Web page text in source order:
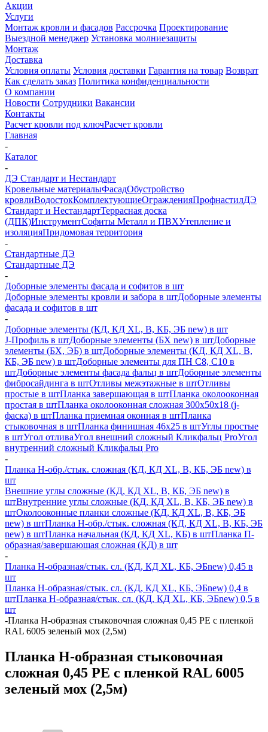
Акции
Услуги
Монтаж кровли и фасадов Рассрочка Проектирование
Выездной менеджер Установка молниезащиты
Монтаж
Доставка
Условия оплаты Условия доставки Гарантия на товар Возврат
Как сделать заказ Политика конфиденциальности
О компании
Новости Сотрудники Вакансии
Контакты
Расчет кровли под ключРасчет кровли
Главная
-
Каталог
-
ДЭ Стандарт и Нестандарт
Кровельные материалыФасадОбустройство
кровлиВодостокКомплектующиеОгражденияПрофнастилДЭ
Стандарт и НестандартТеррасная доска
(ДПК)ИнструментСофиты Металл и ПВХУтепление и
изоляцияПридомовая территория
-
Стандартные ДЭ
Стандартные ДЭ
-
Доборные элементы фасада и софитов в шт
Доборные элементы кровли и забора в штДоборные элементы
фасада и софитов в шт
-
Доборные элементы (КД, КД XL, В, КБ, ЭБ new) в шт
J-Профиль в штДоборные элементы (БХ new) в штДоборные
элементы (БХ, ЭБ) в штДоборные элементы (КД, КД XL, В,
КБ, ЭБ new) в штДоборные элементы для ПН С8, С10 в
штДоборные элементы фасада фальц в штДоборные элементы
фибросайдинга в штОтливы межэтажные в штОтливы
простые в штПланка завершающая в штПланка околооконная
простая в штПланка околооконная сложная 300х50х18 (j-
фаска) в штПланка приемная оконная в штПланка
стыковочная в штПланка финишная 46х25 в штУглы простые
в штУгол отливаУгол внешний сложный Кликфальц ProУгол
внутренний сложный Кликфальц Pro
-
Планка H-обр./стык. сложная (КД, КД XL, В, КБ, ЭБ new) в
шт
Внешние углы сложные (КД, КД XL, В, КБ, ЭБ new) в
штВнутренние углы сложные (КД, КД XL, В, КБ, ЭБ new) в
штОколооконные планки сложные (КД, КД XL, В, КБ, ЭБ
new) в штПланка H-обр./стык. сложная (КД, КД XL, В, КБ, ЭБ
new) в штПланка начальная (КД, КД XL, КБ) в штПланка П-
образная/завершающая сложная (КД) в шт
-
Планка H-образная/стык. сл. (КД, КД XL, КБ, ЭБnew) 0,45 в
шт
Планка H-образная/стык. сл. (КД, КД XL, КБ, ЭБnew) 0,4 в
штПланка H-образная/стык. сл. (КД, КД XL, КБ, ЭБnew) 0,5 в
шт
-Планка Н-образная стыковочная сложная 0,45 PE с пленкой
RAL 6005 зеленый мох (2,5м)
Планка Н-образная стыковочная
сложная 0,45 PE с пленкой RAL 6005
зеленый мох (2,5м)